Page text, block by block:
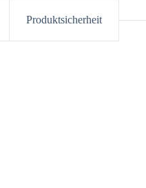
Produktsicherheit